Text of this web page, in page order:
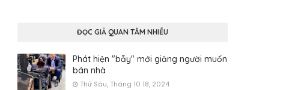
ĐỌC GIẢ QUAN TÂM NHIỀU
Phát hiện "bẫy" mới giăng người muốn
bán nhà
Thứ Sáu, Tháng 10 18, 2024